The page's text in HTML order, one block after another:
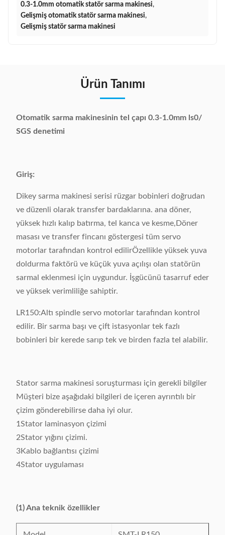
0.3-1.0mm otomatik statör sarma makinesi,
Gelişmiş otomatik statör sarma makinesi,
Gelişmiş statör sarma makinesi
Ürün Tanımı
Otomatik sarma makinesinin tel çapı 0.3-1.0mm ls0/
SGS denetimi
Giriş:
Dikey sarma makinesi serisi rüzgar bobinleri doğrudan
ve düzenli olarak transfer bardaklarına. ana döner,
yüksek hızlı kalıp batırma, tel kanca ve kesme,Döner
masası ve transfer fincanı göstergesi tüm servo
motorlar tarafından kontrol edilirÖzellikle yüksek yuva
doldurma faktörü ve küçük yuva açılışı olan statörün
sarmal eklenmesi için uygundur. İşgücünü tasarruf eder
ve yüksek verimliliğe sahiptir.
LR150:Altı spindle servo motorlar tarafından kontrol
edilir. Bir sarma başı ve çift istasyonlar tek fazlı
bobinleri bir kerede sarıp tek ve birden fazla tel alabilir.
Stator sarma makinesi soruşturması için gerekli bilgiler
Müşteri bize aşağıdaki bilgileri de içeren ayrıntılı bir
çizim gönderebilirse daha iyi olur.
1Stator laminasyon çizimi
2Stator yığını çizimi.
3Kablo bağlantısı çizimi
4Stator uygulaması
(1) Ana teknik özellikler